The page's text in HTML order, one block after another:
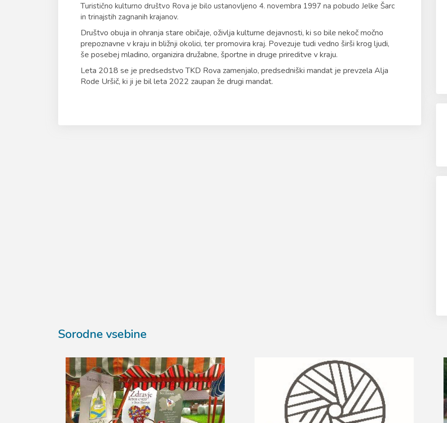
Turistično kulturno društvo Rova je bilo ustanovljeno 4. novembra 1997 na pobudo Jelke Šarc
in trinajstih zagnanih krajanov.
Društvo obuja in ohranja stare običaje, oživlja kulturne dejavnosti, ki so bile nekoč močno
prepoznavne v kraju in bližnji okolici, ter promovira kraj. Povezuje tudi vedno širši krog ljudi,
še posebej mladino, organizira družabne, športne in druge prireditve v kraju.
Leta 2018 se je predsedstvo TKD Rova zamenjalo, predsedniški mandat je prevzela Alja
Rode Uršič, ki ji je bil leta 2022 zaupan že drugi mandat.
Sorodne vsebine